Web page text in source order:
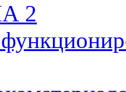
2